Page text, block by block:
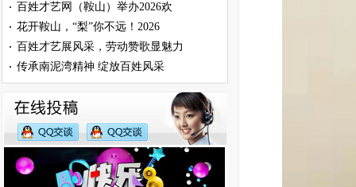
· 百姓才艺网（鞍山）举办2026欢
· 花开鞍山，“梨”你不远！2026
· 百姓才艺展风采，劳动赞歌显魅力
· 传承南泥湾精神 绽放百姓风采